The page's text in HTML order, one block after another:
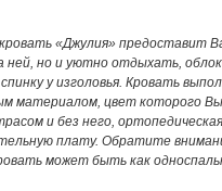
«Джулия» предоставит
ней, но и уютно отдыхать,
у изголовья. Кровать
материалом, цвет которого
и без него,
плату. Обратите
может быть как